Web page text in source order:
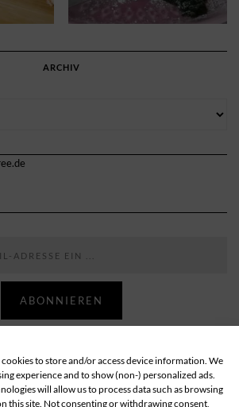
to store and/or access device information. We
experience and to show (non-) personalized ads.
will allow us to process data such as browsing
this site. Not consenting or withdrawing consent,
ARCHIV
ABONNIEREN
Follow